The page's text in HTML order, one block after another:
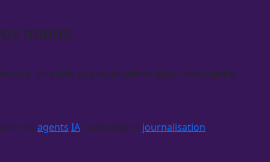
mains.
sur les outils que vous utilisez déjà : messagerie,
des agents IA, contrôles et journalisation,